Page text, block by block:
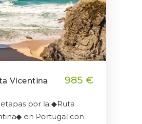
Vicentina 985 €
etapas por la ◆Ruta
en Portugal con